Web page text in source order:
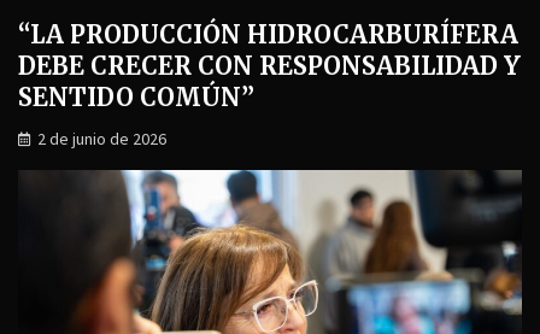
“LA PRODUCCIÓN HIDROCARBURÍFERA
DEBE CRECER CON RESPONSABILIDAD Y
SENTIDO COMÚN”
2 de junio de 2026